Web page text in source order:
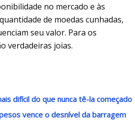
no mercado e às
de moedas cunhadas,
seu valor. Para os
verdadeiras joias.
difícil do que nunca tê-la começado
vence o desnível da barragem